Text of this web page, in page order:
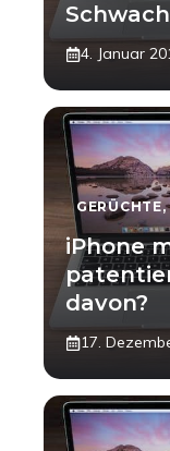
4. Januar
GERÜCHTE,
iPhone
davon?
17.